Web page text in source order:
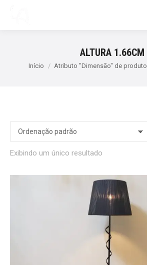
ALTURA 1.66CM
Você está aqui:
Início Atributo "Dimensão" de produto
Exibindo um único resultado